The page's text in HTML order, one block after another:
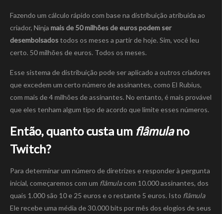
Fazendo um cálculo rápido com base na distribuição atribuída ao
criador, Ninja mais de 50 milhões de euros podem ser
desembolsadostodos os meses a partir de hoje. Sim, você leu
certo. 50 milhões de euros. Todos os meses.
Esse sistema de distribuição pode ser aplicado a outros criadores
que excedem um certo número de assinantes, como El Rubius,
com mais de 4 milhões de assinantes. No entanto, é mais provável
que eles tenham algum tipo de acordo que limite esses números.
Então, quanto custa um flâmulano
Twitch?
Para determinar um número de diretrizes e responder à pergunta
inicial, começaremos com um flâmulacom 10.000 assinantes, dos
quais 1.000 são 10 e 25 euros e o restante 5 euros. Isto flâmula
Ele recebe uma média de 30.000 bits por mês dos elogios de seus